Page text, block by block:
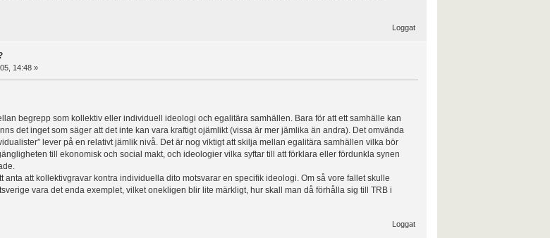
Loggat
14:48 »
begrepp som kollektiv eller individuell ideologi och egalitära samhällen. Bara för att ett samhälle kan
det inget som säger att det inte kan vara kraftigt ojämlikt (vissa är mer jämlika än andra). Det omvända
lever på en relativt jämlik nivå. Det är nog viktigt att skilja mellan egalitära samhällen vilka bör
till ekonomisk och social makt, och ideologier vilka syftar till att förklara eller fördunkla synen
anta att kollektivgravar kontra individuella dito motsvarar en specifik ideologi. Om så vore fallet skulle
vara det enda exemplet, vilket onekligen blir lite märkligt, hur skall man då förhålla sig till TRB i
Loggat